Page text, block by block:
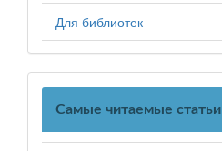
Для библиотек
Самые читаемые статьи